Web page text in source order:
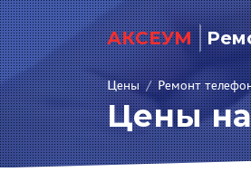
АКСЕУМ
Цены / Ремонт
Цены на